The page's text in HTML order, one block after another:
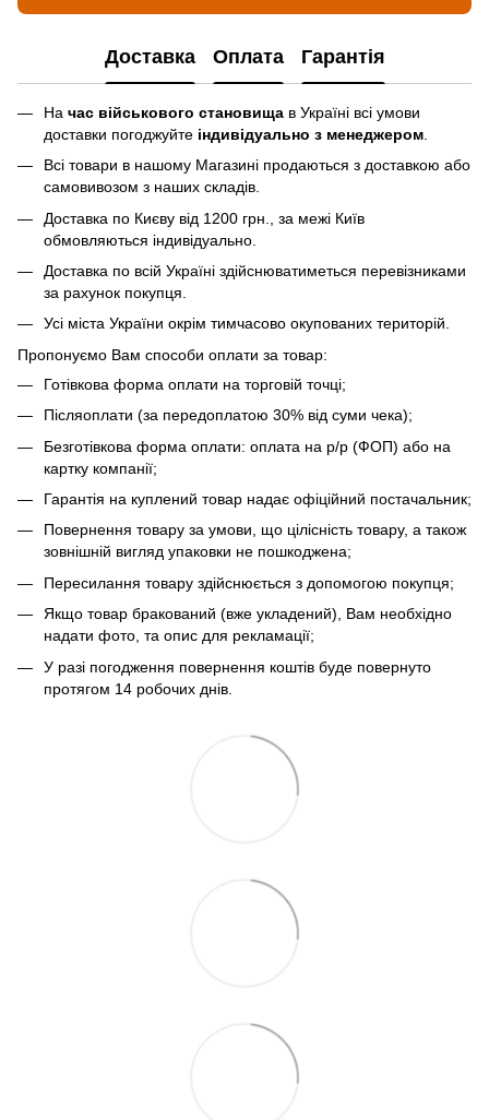
Доставка Оплата Гарантія
На час військового становища в Україні всі умови
доставки погоджуйте індивідуально з менеджером
Всі товари в нашому Магазині продаються з доставкою або
самовивозом з наших складів.
Доставка по Києву від 1200 грн., за межі Київ
обмовляються індивідуально.
Доставка по всій Україні здійснюватиметься перевізниками
за рахунок покупця.
Усі міста України окрім тимчасово окупованих територій.
Пропонуємо Вам способи оплати за товар:
Готівкова форма оплати на торговій точці;
Післяоплати (за передоплатою 30% від суми чека);
Безготівкова форма оплати: оплата на р/р (ФОП) або на
картку компанії;
Гарантія на куплений товар надає офіційний постачальник;
Повернення товару за умови, що цілісність товару, а також
зовнішній вигляд упаковки не пошкоджена;
Пересилання товару здійснюється з допомогою покупця;
Якщо товар бракований (вже укладений), Вам необхідно
надати фото, та опис для рекламації;
У разі погодження повернення коштів буде повернуто
протягом 14 робочих днів.